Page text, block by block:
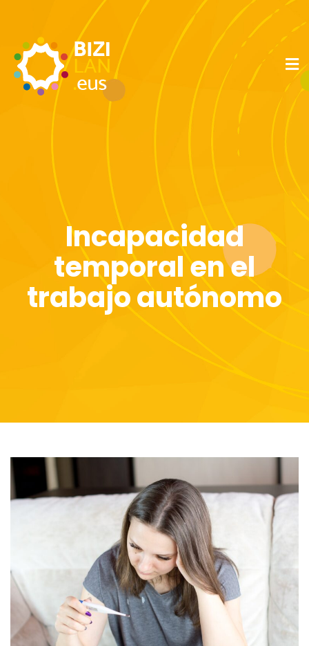
Incapacidad
temporal en el
trabajo autónomo